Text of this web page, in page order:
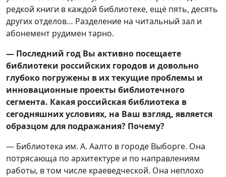
редкой книги в каждой библиотеке, ещё пять, десять
других отделов… Разделение на читальный зал и
абонемент рудимен тарно.
— Последний год Вы активно посещаете
библиотеки российских городов и довольно
глубоко погружены в их текущие проблемы и
инновационные проекты библиотечного
сегмента. Какая российская библиотека в
сегодняшних условиях, на Ваш взгляд, является
образцом для подражания? Почему?
— Библиотека им. А. Аалто в городе Выборге. Она
потрясающа по архитектуре и по направлениям
работы, в том числе краеведческой. Она неплохо